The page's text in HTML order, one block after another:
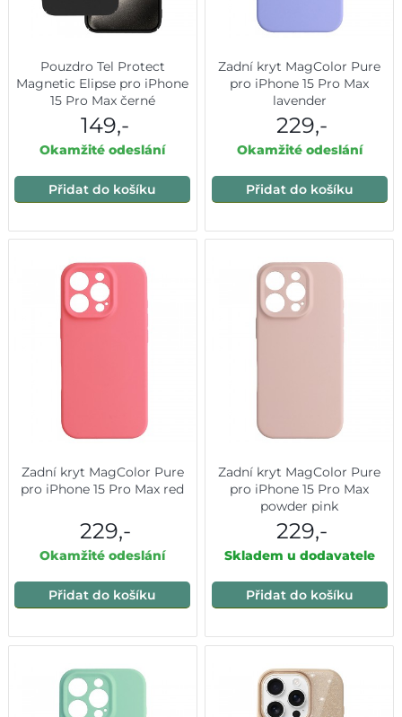
Pouzdro Tel Protect
Magnetic Elipse pro iPhone
15 Pro Max černé
149,-
Okamžité odeslání
Přidat do košíku
Zadní kryt MagColor Pure
pro iPhone 15 Pro Max
lavender
229,-
Okamžité odeslání
Přidat do košíku
Zadní kryt MagColor Pure
pro iPhone 15 Pro Max red
229,-
Okamžité odeslání
Přidat do košíku
Zadní kryt MagColor Pure
pro iPhone 15 Pro Max
powder pink
229,-
Skladem u dodavatele
Přidat do košíku